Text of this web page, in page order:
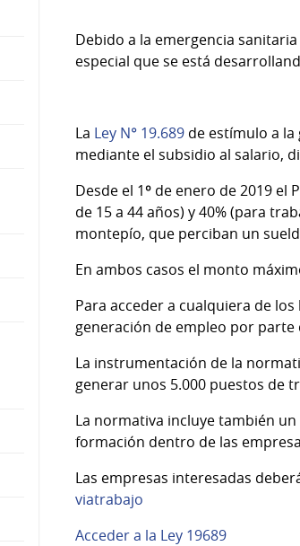
Debido a la emergencia
especial que se está
La Ley N° 19.689 de estímulo a
mediante el subsidio al salario,
Desde el 1º de enero de 2019
de 15 a 44 años) y 40% (para
montepío, que perciban un
En ambos casos el monto
Para acceder a cualquiera de
generación de empleo por
La instrumentación de la
generar unos 5.000 puestos de
La normativa incluye también
formación dentro de las
Las empresas interesadas
viatrabajo
Acceder a la Ley 19689